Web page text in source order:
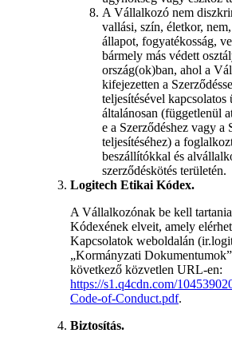
A Vállalkozó nem
vallási, szín, életkor,
állapot, fogyatékosság,
bármely más védett
ország(ok)ban, ahol a
kifejezetten a
teljesítésével kapcsolatos
általánosan (függetlenül
e a Szerződéshez vagy a
teljesítéséhez) a
beszállítókkal és
szerződéskötés területén.
Logitech Etikai Kódex.
A Vállalkozónak be kell
Kódexének elveit, amely
Kapcsolatok weboldalán
„Kormányzati
következő közvetlen URL-en:
https://s1.q4cdn.com/
Code-of-Conduct.pdf.
Biztosítás.